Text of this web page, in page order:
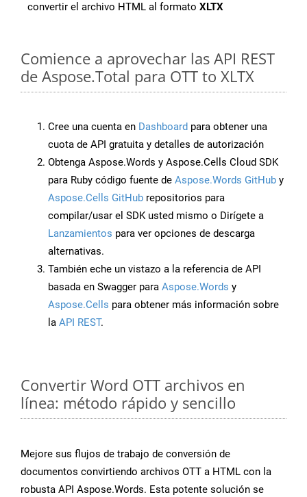
convertir el archivo HTML al formato XLTX
Comience a aprovechar las API REST
de Aspose.Total para OTT to XLTX
Cree una cuenta en Dashboard para obtener una
cuota de API gratuita y detalles de autorización
Obtenga Aspose.Words y Aspose.Cells Cloud SDK
para Ruby código fuente de Aspose.Words GitHub y
Aspose.Cells GitHub repositorios para
compilar/usar el SDK usted mismo o Dirígete a
Lanzamientos para ver opciones de descarga
alternativas.
También eche un vistazo a la referencia de API
basada en Swagger para Aspose.Words y
Aspose.Cells para obtener más información sobre
la API REST.
Convertir Word OTT archivos en
línea: método rápido y sencillo
Mejore sus flujos de trabajo de conversión de
documentos convirtiendo archivos OTT a HTML con la
robusta API Aspose.Words. Esta potente solución se